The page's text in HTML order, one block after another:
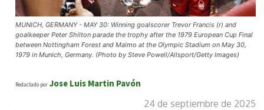
MUNICH, GERMANY - MAY 30: Winning goalscorer Trevor Francis (r) and
goalkeeper Peter Shilton parade the trophy after the 1979 European Cup Final
between Nottingham Forest and Malmo at the Olympic Stadium on May 30,
1979 in Munich, Germany. (Photo by Steve Powell/Allsport/Getty Images)
Redactado por Jose Luis Martin Pavón
24 de septiembre de 2025